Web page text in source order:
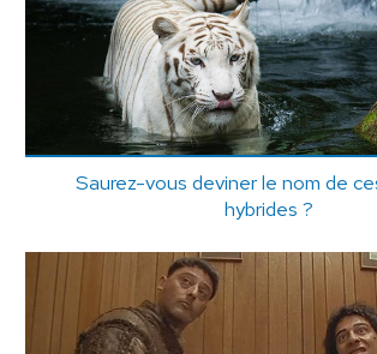
Saurez-vous deviner le nom de
hybrides ?